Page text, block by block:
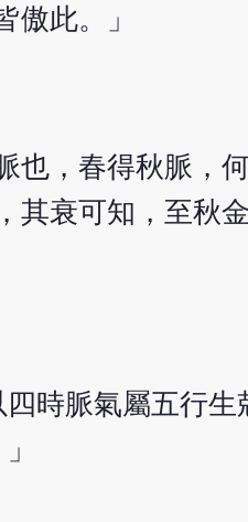
傲此。」
也，春得秋脈，
其衰可知，至秋
時脈氣屬五行